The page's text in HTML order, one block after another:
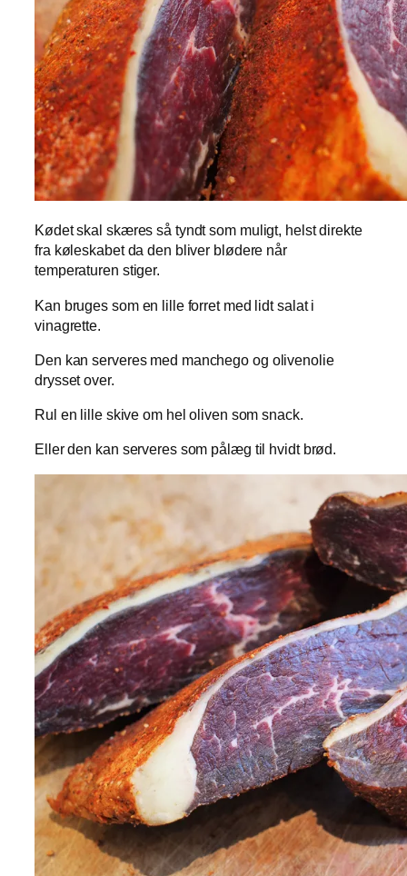
Kødet skal skæres så tyndt som muligt, helst direkte
fra køleskabet da den bliver blødere når
temperaturen stiger.
Kan bruges som en lille forret med lidt salat i
vinagrette.
Den kan serveres med manchego og olivenolie
drysset over.
Rul en lille skive om hel oliven som snack.
Eller den kan serveres som pålæg til hvidt brød.